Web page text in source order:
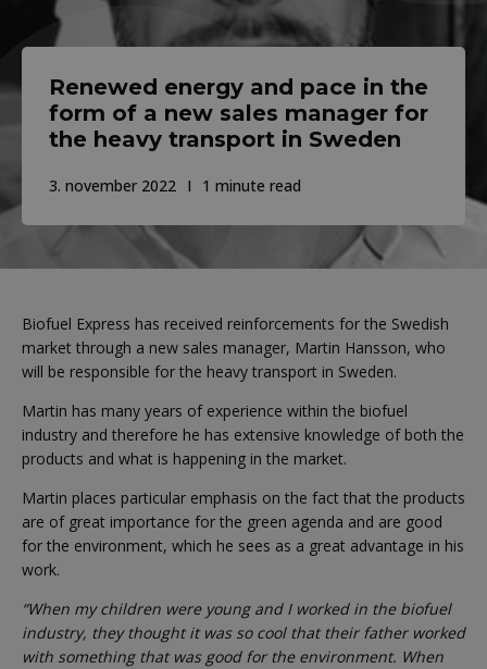
Renewed energy and pace in the
form of a new sales manager for
the heavy transport in Sweden
3. november 2022 1 minute read
Biofuel Express has received reinforcements for the Swedish
market through a new sales manager, Martin Hansson, who
will be responsible for the heavy transport in Sweden.
Martin has many years of experience within the biofuel
industry and therefore he has extensive knowledge of both the
products and what is happening in the market.
Martin places particular emphasis on the fact that the products
are of great importance for the green agenda and are good
for the environment, which he sees as a great advantage in his
work.
“When my children were young and I worked in the biofuel
industry, they thought it was so cool that their father worked
with something that was good for the environment. When